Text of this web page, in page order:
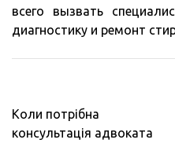
всего вызвать
диагностику и ремонт
Навигация
по
Коли потрібна
консультація адвоката